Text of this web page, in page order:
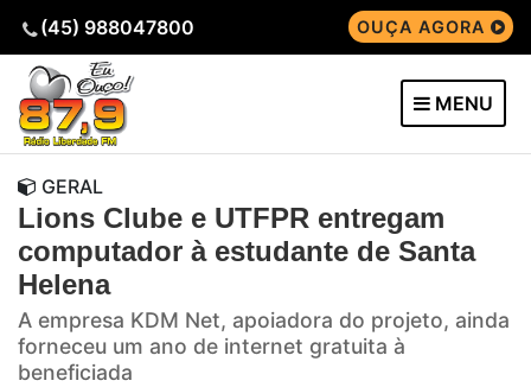
(45) 988047800 OUÇA AGORA
MENU
GERAL
Lions Clube e UTFPR entregam
computador à estudante de Santa
Helena
A empresa KDM Net, apoiadora do projeto, ainda
forneceu um ano de internet gratuita à
beneficiada